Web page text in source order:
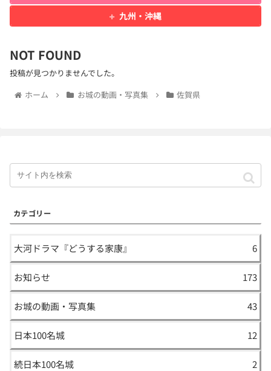
九州・沖縄
NOT FOUND
投稿が見つかりませんでした。
ホーム
お城の動画・写真集 佐賀県
カテゴリー
大河ドラマ『どうする家康』 6
お知らせ 173
お城の動画・写真集 43
日本100名城 12
続日本100名城 2